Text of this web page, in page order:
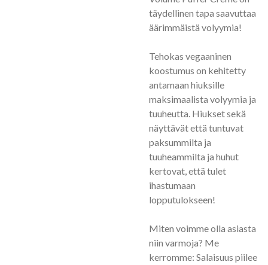
täydellinen tapa saavuttaa
äärimmäistä volyymia!
Tehokas vegaaninen
koostumus on kehitetty
antamaan hiuksille
maksimaalista volyymia ja
tuuheutta. Hiukset sekä
näyttävät että tuntuvat
paksummilta ja
tuuheammilta ja huhut
kertovat, että tulet
ihastumaan
lopputulokseen!
Miten voimme olla asiasta
niin varmoja? Me
kerromme: Salaisuus piilee